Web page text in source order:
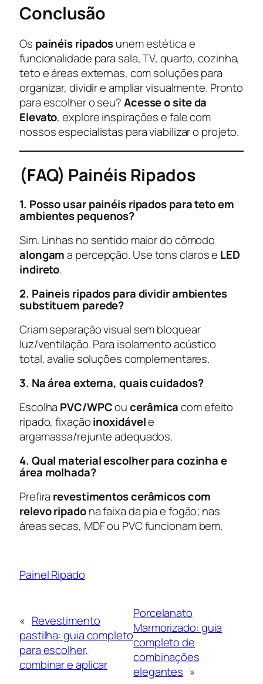
Conclusão
Os painéis ripadosunem estética e
funcionalidade para sala, TV, quarto, cozinha,
teto e áreas externas, com soluções para
organizar, dividir e ampliar visualmente. Pronto
para escolher o seu?Acesse o site da
Elevato, explore inspirações e fale com
nossos especialistas para viabilizar o projeto.
(FAQ) Painéis Ripados
1. Posso usar painéis ripados para teto em
ambientes pequenos?
Sim. Linhas no sentido maior do cômodo
alongama percepção. Use tons claros e LED
indireto.
2. Paineis ripados para dividir ambientes
substituem parede?
Criam separação visual sem bloquear
luz/ventilação. Para isolamento acústico
total, avalie soluções complementares.
3. Na área externa, quais cuidados?
Escolha PVC/WPCoucerâmicacom efeito
ripado, fixaçãoinoxidávele
argamassa/rejunte adequados.
4. Qual material escolher para cozinha e
área molhada?
Prefira revestimentos cerâmicos com
relevo ripadona faixa da pia e fogão; nas
áreas secas, MDF ou PVC funcionam bem.
Painel Ripado
« Revestimento
pastilha: guia completo
para escolher,
combinar e aplicar
Porcelanato
Marmorizado: guia
completo de
combinações
elegantes »